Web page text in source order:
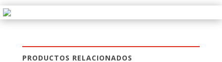
PRODUCTOS RELACIONADOS